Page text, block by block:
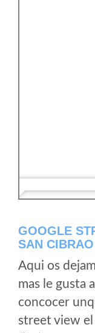
GOOGLE
SAN
Aqui os
mas le gusta
concocer
street view el